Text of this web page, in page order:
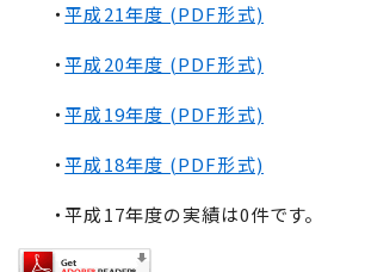
・平成21年度 (PDF形式)
・平成20年度 (PDF形式)
・平成19年度 (PDF形式)
・平成18年度 (PDF形式)
・平成17年度の実績は0件です。